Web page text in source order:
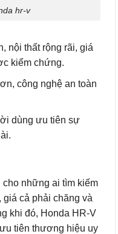
hr-v
nội thất rộng rãi, giá
kiểm chứng.
công nghệ an toàn
dùng ưu tiên sự
những ai tìm kiếm
giá cả phải chăng và
khi đó, Honda HR-V
tiên thương hiệu uy